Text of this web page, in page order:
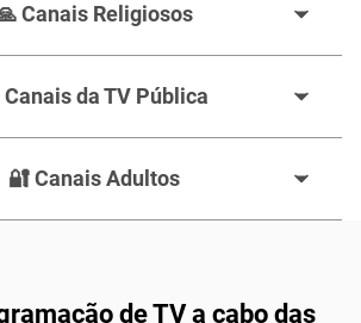
Canais Religiosos
Canais da TV Pública
🔐 Canais Adultos
de TV a cabo das